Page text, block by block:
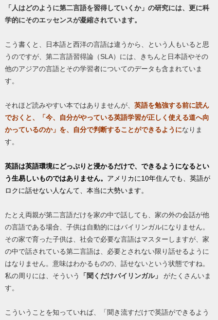
「人はどのように第二言語を習得していくか」の研究には、更に科
学的にそのエッセンスが凝縮されています。
こう書くと、日本語と西洋の言語は違うから、という人もいると思
うのですが、第二言語習得論（SLA）には、きちんと日本語やその
他のアジアの言語とその学習者についてのデータも含まれていま
す。
それほど読みやすい本ではありませんが、 英語を勉強する前に読ん
でおくと、「今、自分がやっている英語学習が正しく使える道へ向
かっているのか」を、自分で判断することができるようになりま
す。
英語は英語環境にどっぷりと浸かるだけで、できるようになるとい
う生易しいものではありません。 アメリカに10年住んでも、英語が
ロクに話せない人なんて、本当に大勢います。
たとえ両親が第二言語だけを家の中で話しても、家の外の会話が他
の言語である場合、子供は自動的にはバイリンガルになりません。
その家で育った子供は、社会で必要な言語はマスターしますが、家
の中で話されている第二言語は、必要とされない限り話せるように
はなりません。意味はわかるものの、話せないという状態ですね。
私の周りには、そういう
「聞くだけバイリンガル」
がたくさんいま
す。
こういうことを知っていれば、「聞き流すだけで英語ができるよう